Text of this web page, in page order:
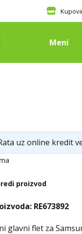
Meni
uz online kredit
glavni flet za
proizvod
RE673892